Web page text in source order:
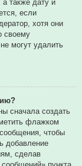
а также дату и
если
хотя они
своему
могут удалить
сначала создать
флажком
чтобы
добавление
сделав